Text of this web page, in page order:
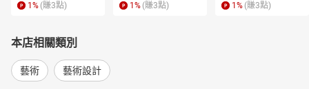
1 % (賺3點) 1 % (賺3點) 1 % (賺3點)
本店相關類別
藝術 藝術設計